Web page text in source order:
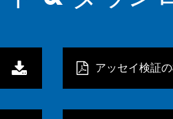
アッセイ検証